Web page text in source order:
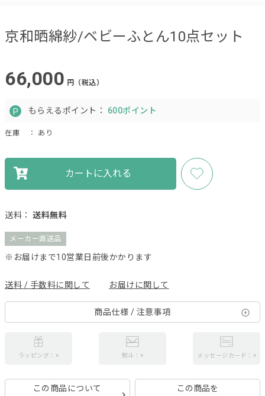
京和晒綿紗/ベビーふとん10点セット
66,000 円（税込）
もらえるポイント： 600ポイント
在庫 ： あり
カートに入れる
送料： 送料無料
メーカー直送品
※お届けまで10営業日前後かかります
送料 / 手数料に関して お届けに関して
商品仕様 / 注意事項
ラッピング：× 熨斗：× メッセージカード：×
この商品について この商品を